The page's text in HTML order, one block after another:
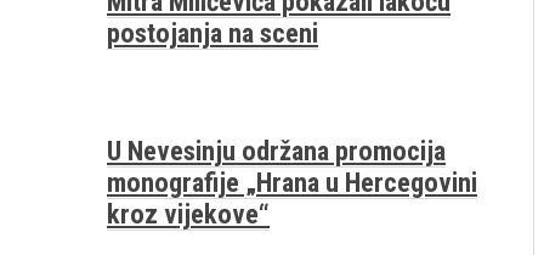
postojanja na sceni
U Nevesinju održana promocija
monografije „Hrana u Hercegovini
kroz vijekove“